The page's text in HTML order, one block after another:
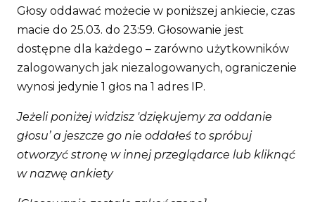
Głosy oddawać możecie w poniższej ankiecie, czas
macie do 25.03. do 23:59. Głosowanie jest
dostępne dla każdego – zarówno użytkowników
zalogowanych jak niezalogowanych, ograniczenie
wynosi jedynie 1 głos na 1 adres IP.
Jeżeli poniżej widzisz 'dziękujemy za oddanie
głosu’ a jeszcze go nie oddałeś to spróbuj
otworzyć stronę w innej przeglądarce lub kliknąć
w nazwę ankiety